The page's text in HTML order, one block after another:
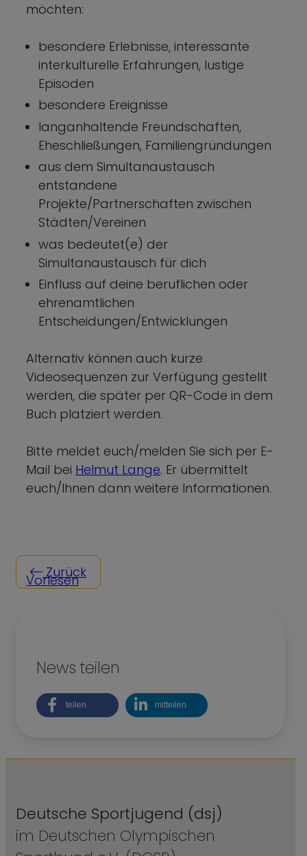
möchten:
besondere Erlebnisse, interessante
interkulturelle Erfahrungen, lustige
Episoden
besondere Ereignisse
langanhaltende Freundschaften,
Eheschließungen, Familiengründungen
aus dem Simultanaustausch
entstandene
Projekte/Partnerschaften zwischen
Städten/Vereinen
was bedeutet(e) der
Simultanaustausch für dich
Einfluss auf deine beruflichen oder
ehrenamtlichen
Entscheidungen/Entwicklungen
Alternativ können auch kurze
Videosequenzen zur Verfügung gestellt
werden, die später per QR-Code in dem
Buch platziert werden.
Bitte meldet euch/melden Sie sich per E-
Mail bei Helmut Lange. Er übermittelt
euch/Ihnen dann weitere Informationen.
Zurück
Vorlesen
News teilen
teilen mitteilen
Deutsche Sportjugend (dsj)
im Deutschen Olympischen